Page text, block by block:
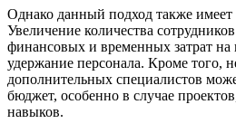
Однако данный подход также имеет
Увеличение количества
финансовых и временных затрат на
удержание персонала. Кроме того,
дополнительных специалистов
бюджет, особенно в случае
навыков.